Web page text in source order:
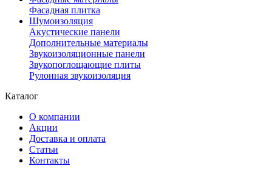
Фасадная плитка
Шумоизоляция
Акустические панели
Дополнительные материалы
Звукоизоляционные панели
Звукопоглощающие плиты
Рулонная звукоизоляция
Каталог
О компании
Акции
Доставка и оплата
Статьи
Контакты